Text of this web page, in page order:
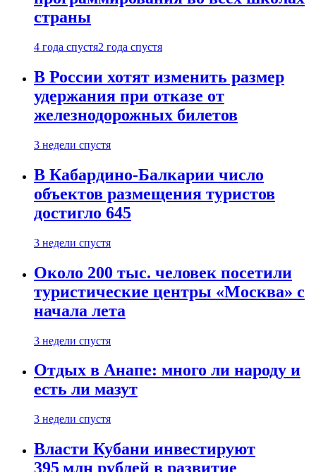
страны
4 года спустя2 года спустя
В России хотят изменить размер
удержания при отказе от
железнодорожных билетов
3 недели спустя
В Кабардино-Балкарии число
объектов размещения туристов
достигло 645
3 недели спустя
Около 200 тыс. человек посетили
туристические центры «Москва» с
начала лета
3 недели спустя
Отдых в Анапе: много ли народу и
есть ли мазут
3 недели спустя
Власти Кубани инвестируют
395 млн рублей в развитие